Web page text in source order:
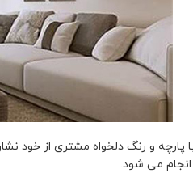
پارچه و رنگ دلخواه مشتری از خود
می شود.